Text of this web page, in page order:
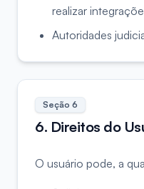
realizar
Autoridades
Seção 6
6. Direitos do
O usuário pode, a